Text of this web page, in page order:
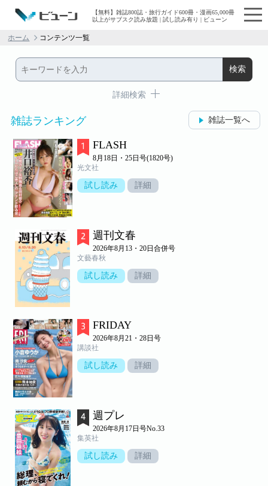
【無料】雑誌800誌・旅行ガイド600冊・漫画65,000冊
以上がサブスク読み放題 | 試し読み有り | ビューン
ホーム コンテンツ一覧
詳細検索
雑誌ランキング 雑誌一覧へ
FLASH
8月18日・25日号(1820号)
光文社
試し読み 詳細
週刊文春
2026年8月13・20日合併号
文藝春秋
試し読み 詳細
FRIDAY
2026年8月21・28日号
講談社
試し読み 詳細
週プレ
2026年8月17日号No.33
集英社
試し読み 詳細